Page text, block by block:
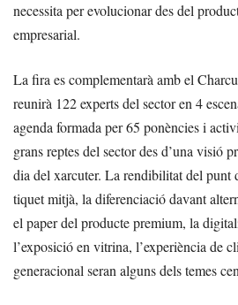
necessita per evolucionar des del
empresarial.
La fira es complementarà amb el
reunirà 122 experts del sector en 4
agenda formada per 65 ponències i
grans reptes del sector des d’una visió
dia del xarcuter. La rendibilitat del punt
tiquet mitjà, la diferenciació davant
el paper del producte premium, la
l’exposició en vitrina, l’experiència de
generacional seran alguns dels temes